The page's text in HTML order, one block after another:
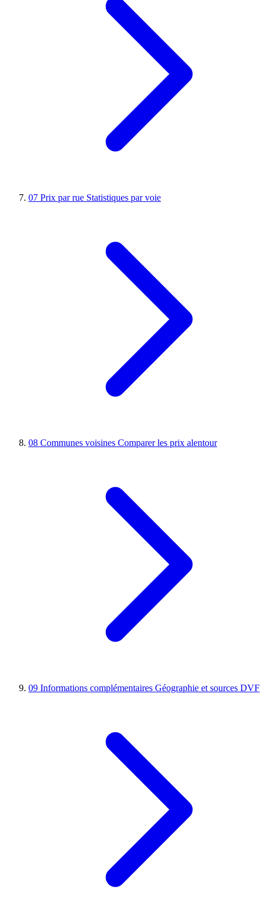
07 Prix par rue Statistiques par voie
08 Communes voisines Comparer les prix alentour
09 Informations complémentaires Géographie et sources DVF